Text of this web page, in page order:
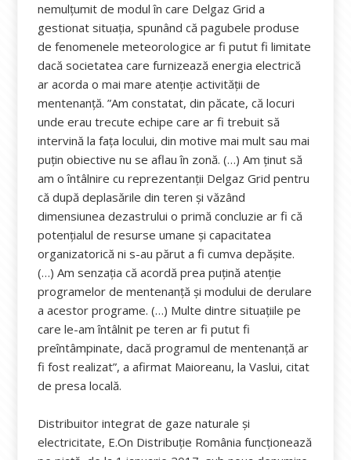
nemulțumit de modul în care Delgaz Grid a
gestionat situația, spunând că pagubele produse
de fenomenele meteorologice ar fi putut fi limitate
dacă societatea care furnizează energia electrică
ar acorda o mai mare atenţie activităţii de
mentenanţă. ”Am constatat, din păcate, că locuri
unde erau trecute echipe care ar fi trebuit să
intervină la faţa locului, din motive mai mult sau mai
puţin obiective nu se aflau în zonă. (…) Am ţinut să
am o întâlnire cu reprezentanţii Delgaz Grid pentru
că după deplasările din teren şi văzând
dimensiunea dezastrului o primă concluzie ar fi că
potenţialul de resurse umane şi capacitatea
organizatorică ni s-au părut a fi cumva depăşite.
(…) Am senzaţia că acordă prea puţină atenţie
programelor de mentenanţă şi modului de derulare
a acestor programe. (…) Multe dintre situaţiile pe
care le-am întâlnit pe teren ar fi putut fi
preîntâmpinate, dacă programul de mentenanţă ar
fi fost realizat”, a afirmat Maioreanu, la Vaslui, citat
de presa locală.
Distribuitor integrat de gaze naturale şi
electricitate, E.On Distribuție România funcţionează